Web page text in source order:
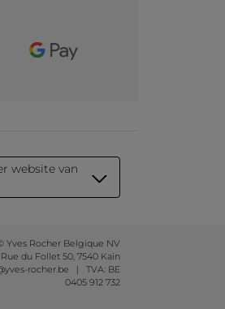
website van
Yves Rocher Belgique NV
Rue du Follet 50, 7540 Kain
rocher.be | TVA: BE
0405 912 732